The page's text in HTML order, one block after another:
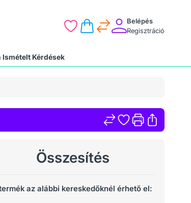
Belépés
Regisztráció
Ismételt Kérdések
Összesítés
az alábbi kereskedőknél érhető el: